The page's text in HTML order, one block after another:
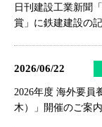
日刊建設工業新聞
賞」に鉄建建設の
2026/06/22
2026年度 海外要員
木）」開催のご案内